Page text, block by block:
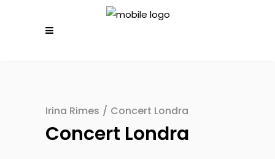
Irina Rimes / Concert Londra
Concert Londra